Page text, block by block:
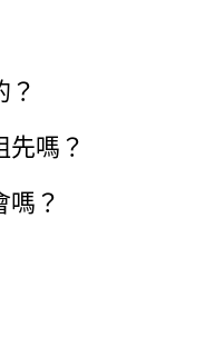
？
先​嗎？
嗎？